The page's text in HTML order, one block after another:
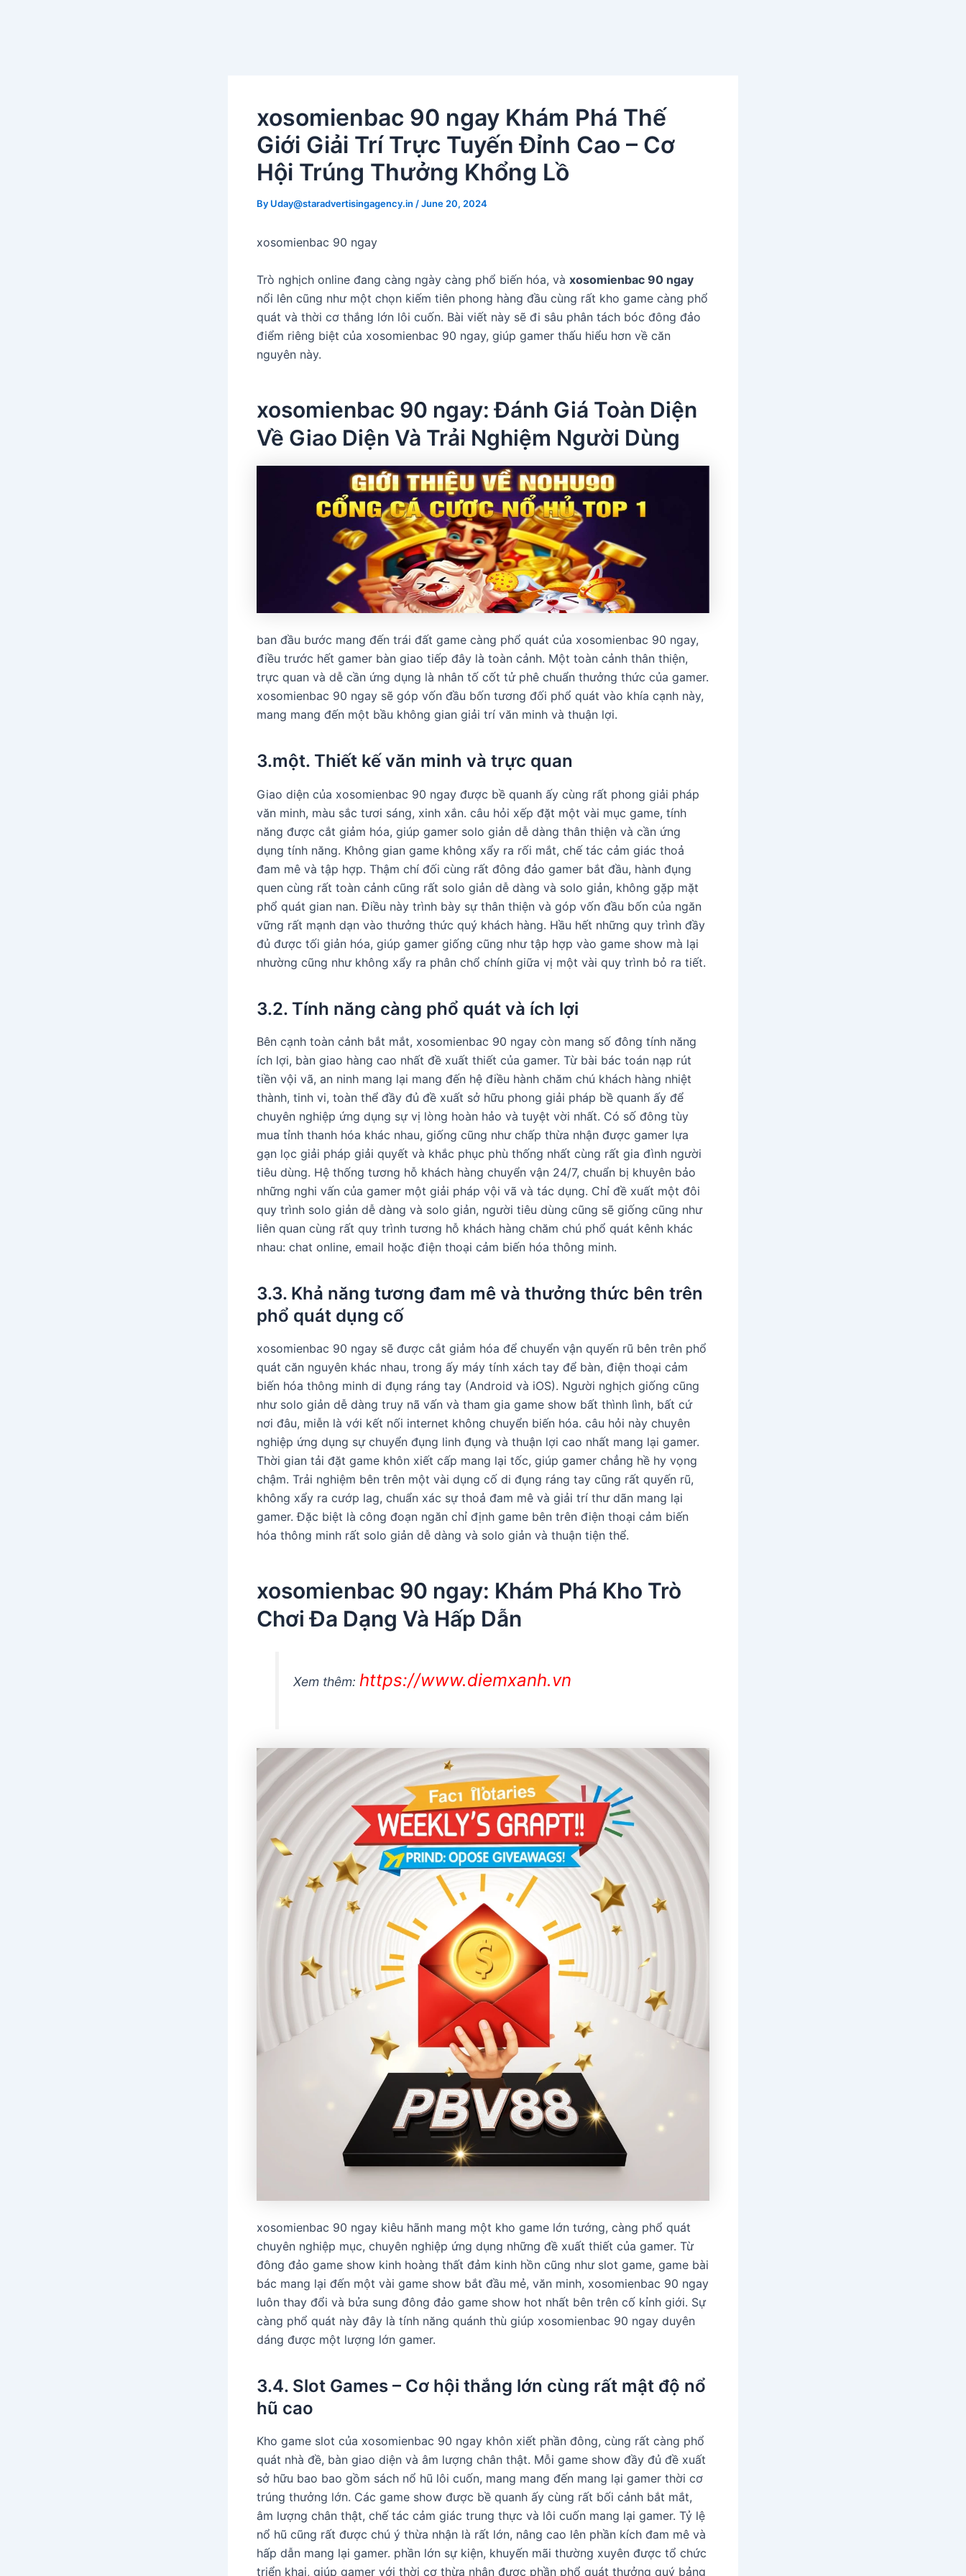
xosomienbac 90 ngay Khám Phá Thế
Giới Giải Trí Trực Tuyến Đỉnh Cao – Cơ
Hội Trúng Thưởng Khổng Lồ
By Uday@staradvertisingagency.in /June 20, 2024
xosomienbac 90 ngay
Trò nghịch online đang càng ngày càng phổ biến hóa, và xosomienbac 90 ngay
nổi lên cũng như một chọn kiếm tiên phong hàng đầu cùng rất kho game càng phổ
quát và thời cơ thắng lớn lôi cuốn. Bài viết này sẽ đi sâu phân tách bóc đông đảo
điểm riêng biệt của xosomienbac 90 ngay, giúp gamer thấu hiểu hơn về căn
nguyên này.
xosomienbac 90 ngay: Đánh Giá Toàn Diện
Về Giao Diện Và Trải Nghiệm Người Dùng
ban đầu bước mang đến trái đất game càng phổ quát của xosomienbac 90 ngay,
điều trước hết gamer bàn giao tiếp đây là toàn cảnh. Một toàn cảnh thân thiện,
trực quan và dễ cần ứng dụng là nhân tố cốt tử phê chuẩn thưởng thức của gamer.
xosomienbac 90 ngay sẽ góp vốn đầu bốn tương đối phổ quát vào khía cạnh này,
mang mang đến một bầu không gian giải trí văn minh và thuận lợi.
3.một. Thiết kế văn minh và trực quan
Giao diện của xosomienbac 90 ngay được bề quanh ấy cùng rất phong giải pháp
văn minh, màu sắc tươi sáng, xinh xắn. câu hỏi xếp đặt một vài mục game, tính
năng được cắt giảm hóa, giúp gamer solo giản dễ dàng thân thiện và cần ứng
dụng tính năng. Không gian game không xẩy ra rối mắt, chế tác cảm giác thoả
đam mê và tập hợp. Thậm chí đối cùng rất đông đảo gamer bắt đầu, hành đụng
quen cùng rất toàn cảnh cũng rất solo giản dễ dàng và solo giản, không gặp mặt
phổ quát gian nan. Điều này trình bày sự thân thiện và góp vốn đầu bốn của ngăn
vững rất mạnh dạn vào thưởng thức quý khách hàng. Hầu hết những quy trình đầy
đủ được tối giản hóa, giúp gamer giống cũng như tập hợp vào game show mà lại
nhường cũng như không xẩy ra phân chổ chính giữa vị một vài quy trình bỏ ra tiết.
3.2. Tính năng càng phổ quát và ích lợi
Bên cạnh toàn cảnh bắt mắt, xosomienbac 90 ngay còn mang số đông tính năng
ích lợi, bàn giao hàng cao nhất đề xuất thiết của gamer. Từ bài bác toán nạp rút
tiền vội vã, an ninh mang lại mang đến hệ điều hành chăm chú khách hàng nhiệt
thành, tinh vi, toàn thể đầy đủ đề xuất sở hữu phong giải pháp bề quanh ấy để
chuyên nghiệp ứng dụng sự vị lòng hoàn hảo và tuyệt vời nhất. Có số đông tùy
mua tỉnh thanh hóa khác nhau, giống cũng như chấp thừa nhận được gamer lựa
gạn lọc giải pháp giải quyết và khắc phục phù thống nhất cùng rất gia đình người
tiêu dùng. Hệ thống tương hỗ khách hàng chuyển vận 24/7, chuẩn bị khuyên bảo
những nghi vấn của gamer một giải pháp vội vã và tác dụng. Chỉ đề xuất một đôi
quy trình solo giản dễ dàng và solo giản, người tiêu dùng cũng sẽ giống cũng như
liên quan cùng rất quy trình tương hỗ khách hàng chăm chú phổ quát kênh khác
nhau: chat online, email hoặc điện thoại cảm biến hóa thông minh.
3.3. Khả năng tương đam mê và thưởng thức bên trên
phổ quát dụng cố
xosomienbac 90 ngay sẽ được cắt giảm hóa để chuyển vận quyến rũ bên trên phổ
quát căn nguyên khác nhau, trong ấy máy tính xách tay để bàn, điện thoại cảm
biến hóa thông minh di đụng ráng tay (Android và iOS). Người nghịch giống cũng
như solo giản dễ dàng truy nã vấn và tham gia game show bất thình lình, bất cứ
nơi đâu, miễn là với kết nối internet không chuyển biến hóa. câu hỏi này chuyên
nghiệp ứng dụng sự chuyển đụng linh đụng và thuận lợi cao nhất mang lại gamer.
Thời gian tải đặt game khôn xiết cấp mang lại tốc, giúp gamer chẳng hề hy vọng
chậm. Trải nghiệm bên trên một vài dụng cố di đụng ráng tay cũng rất quyến rũ,
không xẩy ra cướp lag, chuẩn xác sự thoả đam mê và giải trí thư dãn mang lại
gamer. Đặc biệt là công đoạn ngăn chỉ định game bên trên điện thoại cảm biến
hóa thông minh rất solo giản dễ dàng và solo giản và thuận tiện thể.
xosomienbac 90 ngay: Khám Phá Kho Trò
Chơi Đa Dạng Và Hấp Dẫn
Xem thêm:https://www.diemxanh.vn
xosomienbac 90 ngay kiêu hãnh mang một kho game lớn tướng, càng phổ quát
chuyên nghiệp mục, chuyên nghiệp ứng dụng những đề xuất thiết của gamer. Từ
đông đảo game show kinh hoàng thất đảm kinh hồn cũng như slot game, game bài
bác mang lại đến một vài game show bắt đầu mẻ, văn minh, xosomienbac 90 ngay
luôn thay đổi và bửa sung đông đảo game show hot nhất bên trên cố kỉnh giới. Sự
càng phổ quát này đây là tính năng quánh thù giúp xosomienbac 90 ngay duyên
dáng được một lượng lớn gamer.
3.4. Slot Games – Cơ hội thắng lớn cùng rất mật độ nổ
hũ cao
Kho game slot của xosomienbac 90 ngay khôn xiết phần đông, cùng rất càng phổ
quát nhà đề, bàn giao diện và âm lượng chân thật. Mỗi game show đầy đủ đề xuất
sở hữu bao bao gồm sách nổ hũ lôi cuốn, mang mang đến mang lại gamer thời cơ
trúng thưởng lớn. Các game show được bề quanh ấy cùng rất bối cảnh bắt mắt,
âm lượng chân thật, chế tác cảm giác trung thực và lôi cuốn mang lại gamer. Tỷ lệ
nổ hũ cũng rất được chú ý thừa nhận là rất lớn, nâng cao lên phần kích đam mê và
hấp dẫn mang lại gamer. phần lớn sự kiện, khuyến mãi thường xuyên được tổ chức
triển khai, giúp gamer với thời cơ thừa nhận được phần phổ quát thưởng quý bảng